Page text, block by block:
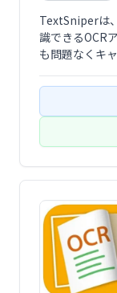
TextSniperは
識できるOCR
も問題なくキ
す。画面上の